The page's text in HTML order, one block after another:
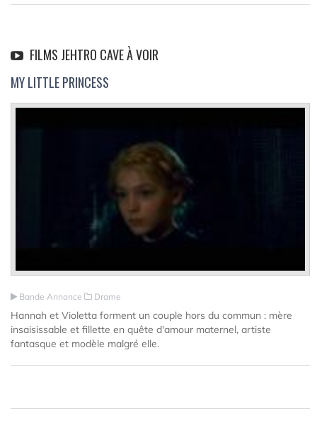
FILMS JEHTRO CAVE À VOIR
MY LITTLE PRINCESS
Bande Annonce Drame
Hannah et Violetta forment un couple hors du commun : mère
insaisissable et fillette en quête d'amour maternel, artiste
fantasque et modèle malgré elle.